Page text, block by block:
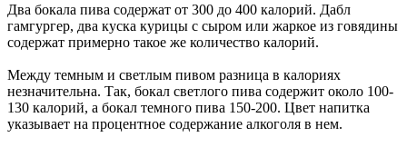
Два бокала пива содержат от 300 до 400 калорий. Дабл
гамгургер, два куска курицы с сыром или жаркое из говядины
содержат примерно такое же количество калорий.
Между темным и светлым пивом разница в калориях
незначительна. Так, бокал светлого пива содержит около 100-
130 калорий, а бокал темного пива 150-200. Цвет напитка
указывает на процентное содержание алкоголя в нем.